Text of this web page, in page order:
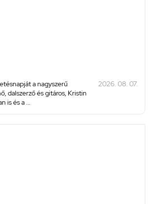
a nagyszerű
dalszerző és gitáros, Kristin
is és a ...
2026. 08. 07.